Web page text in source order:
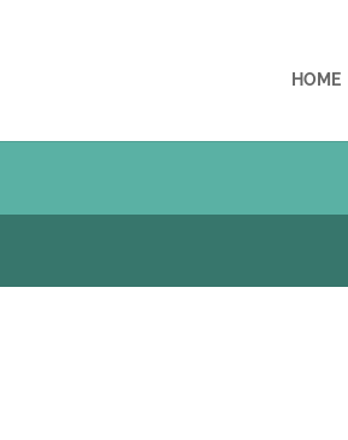
HOME